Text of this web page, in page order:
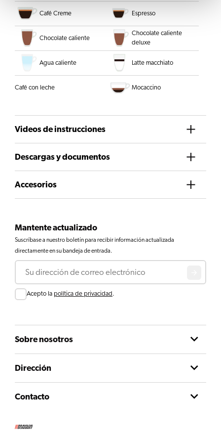
Café Creme Espresso
Chocolate caliente
Chocolate caliente
deluxe
Agua caliente Latte macchiato
Café con leche Mocaccino
Videos de instrucciones
Descargas y documentos
Accesorios
Mantente actualizado
Suscríbase a nuestro boletín para recibir información actualizada
directamente en su bandeja de entrada.
Correo electrónico
Consentir
Acepto la política de privacidad .
Sobre nosotros
Dirección
Contacto